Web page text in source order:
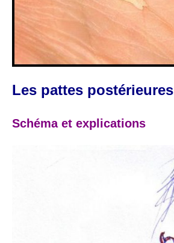
Les pattes postérieures
Schéma et explications